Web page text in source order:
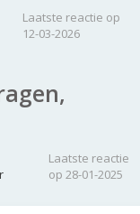
Laatste reactie op
12-03-2026
Laatste reactie
op 28-01-2025